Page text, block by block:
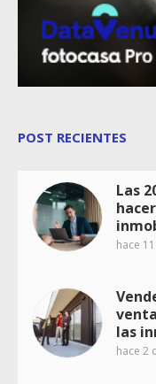
POST RECIENTES
Las
hace
las
hace 2